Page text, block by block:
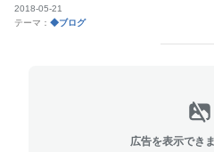
2018-05-21
テーマ： ◆ブログ
広告を表示でき